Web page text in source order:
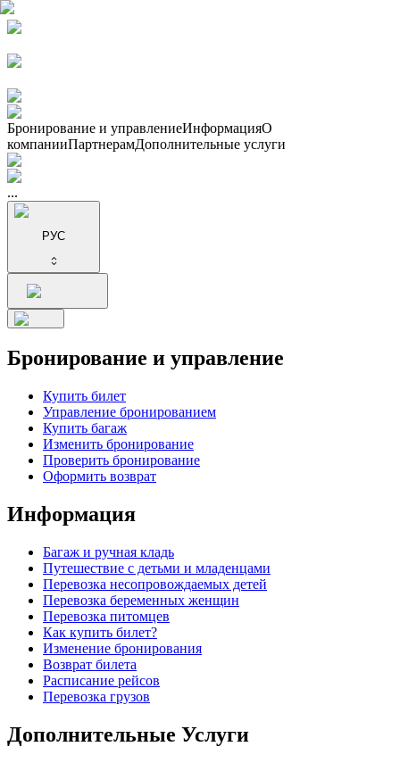
Бронирование и управлениеИнформацияО
компанииПартнерамДополнительные услуги
...
РУС
Бронирование и управление
Купить билет
Управление бронированием
Купить багаж
Изменить бронирование
Проверить бронирование
Оформить возврат
Информация
Багаж и ручная кладь
Путешествие с детьми и младенцами
Перевозка несопровождаемых детей
Перевозка беременных женщин
Перевозка питомцев
Как купить билет?
Изменение бронирования
Возврат билета
Расписание рейсов
Перевозка грузов
Дополнительные Услуги